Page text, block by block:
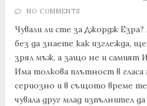
NO COMMENTS
Чували ли сте за Джордж
без да знаете как изглежда,
зрял мъж, а защо не и самият
Има толкова плътност в гласа
сериозно и в същото време те
чувала друг млад изпълнител